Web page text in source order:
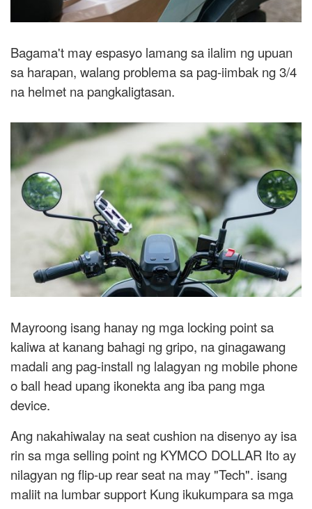
Bagama't may espasyo lamang sa ilalim ng upuan
sa harapan, walang problema sa pag-iimbak ng 3/4
na helmet na pangkaligtasan.
Mayroong isang hanay ng mga locking point sa
kaliwa at kanang bahagi ng gripo, na ginagawang
madali ang pag-install ng lalagyan ng mobile phone
o ball head upang ikonekta ang iba pang mga
device.
Ang nakahiwalay na seat cushion na disenyo ay isa
rin sa mga selling point ng KYMCO DOLLAR Ito ay
nilagyan ng flip-up rear seat na may "Tech". isang
maliit na lumbar support Kung ikukumpara sa mga